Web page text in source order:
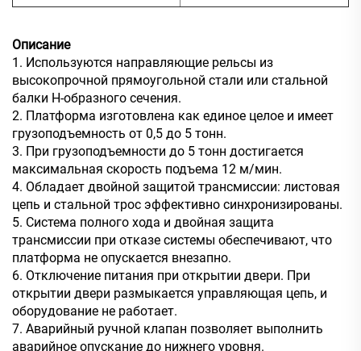
Описание
1. Используются направляющие рельсы из
высокопрочной прямоугольной стали или стальной
балки Н-образного сечения.
2. Платформа изготовлена как единое целое и имеет
грузоподъемность от 0,5 до 5 тонн.
3. При грузоподъемности до 5 тонн достигается
максимальная скорость подъема 12 м/мин.
4. Обладает двойной защитой трансмиссии: листовая
цепь и стальной трос эффективно синхронизированы.
5. Система полного хода и двойная защита
трансмиссии при отказе системы обеспечивают, что
платформа не опускается внезапно.
6. Отключение питания при открытии двери. При
открытии двери размыкается управляющая цепь, и
оборудование не работает.
7. Аварийный ручной клапан позволяет выполнить
аварийное опускание до нижнего уровня.